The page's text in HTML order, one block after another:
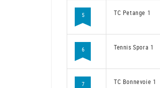
5 TC Petange 1
6 Tennis Spora 1
7 TC Bonnevoie 1